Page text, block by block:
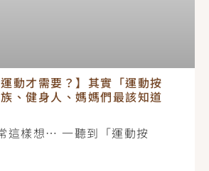
運動才需要？】其實「運動按
、健身人、媽媽們最該知道
這樣想… 一聽到「運動按